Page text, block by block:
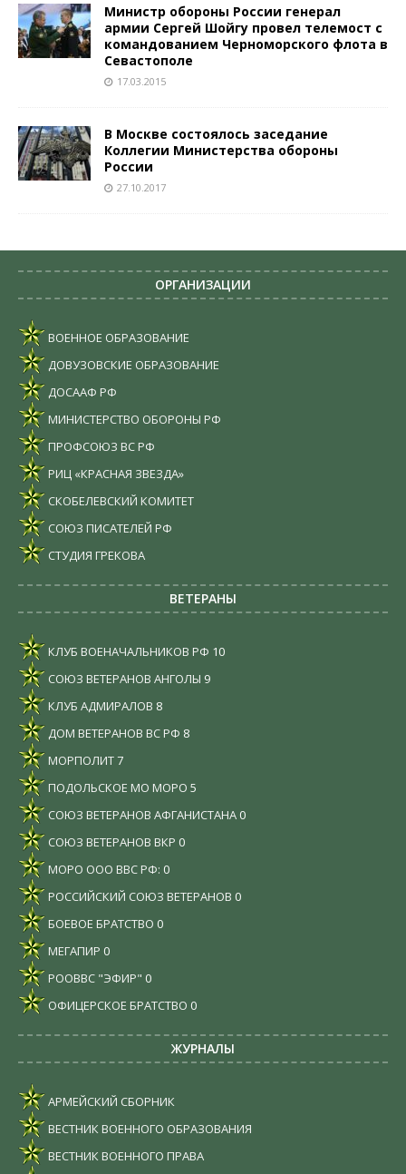
Министр обороны России генерал
армии Сергей Шойгу провел телемост с
командованием Черноморского флота в
Севастополе
17.03.2015
В Москве состоялось заседание
Коллегии Министерства обороны
России
27.10.2017
ОРГАНИЗАЦИИ
ВОЕННОЕ ОБРАЗОВАНИЕ
ДОВУЗОВСКИЕ ОБРАЗОВАНИЕ
ДОСААФ РФ
МИНИСТЕРСТВО ОБОРОНЫ РФ
ПРОФСОЮЗ ВС РФ
РИЦ «КРАСНАЯ ЗВЕЗДА»
СКОБЕЛЕВСКИЙ КОМИТЕТ
СОЮЗ ПИСАТЕЛЕЙ РФ
СТУДИЯ ГРЕКОВА
ВЕТЕРАНЫ
КЛУБ ВОЕНАЧАЛЬНИКОВ РФ 10
СОЮЗ ВЕТЕРАНОВ АНГОЛЫ 9
КЛУБ АДМИРАЛОВ 8
ДОМ ВЕТЕРАНОВ ВС РФ 8
МОРПОЛИТ7
ПОДОЛЬСКОЕ МО МОРО 5
СОЮЗ ВЕТЕРАНОВ АФГАНИСТАНА 0
СОЮЗ ВЕТЕРАНОВ ВКР 0
МОРО ООО ВВС РФ: 0
РОССИЙСКИЙ СОЮЗ ВЕТЕРАНОВ 0
БОЕВОЕ БРАТСТВО 0
МЕГАПИР 0
РООВВС "ЭФИР" 0
ОФИЦЕРСКОЕ БРАТСТВО 0
ЖУРНАЛЫ
АРМЕЙСКИЙ СБОРНИК
ВЕСТНИК ВОЕННОГО ОБРАЗОВАНИЯ
ВЕСТНИК ВОЕННОГО ПРАВА